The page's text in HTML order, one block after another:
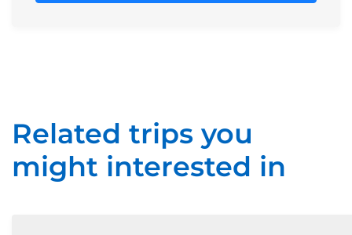
Related trips you
might interested in